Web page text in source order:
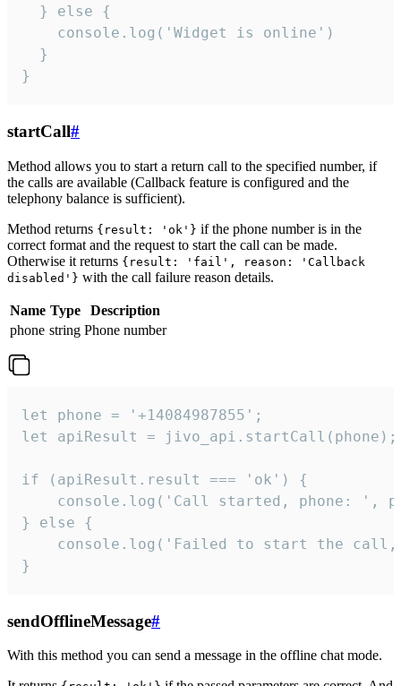
  } else {
    console.log('Widget is online')
  }
}
startCall#
Method allows you to start a return call to the specified number, if
the calls are available (Callback feature is configured and the
telephony balance is sufficient).
Method returns {result: 'ok'} if the phone number is in the
correct format and the request to start the call can be made.
Otherwise it returns {result: 'fail', reason: 'Callback
disabled'} with the call failure reason details.
Name Type
Description
phone string Phone number
let phone = '+14084987855';
let apiResult = jivo_api.startCall(phone);
if (apiResult.result === 'ok') {
console.log('Call started, phone: ',
} else {
console.log('Failed to start the
}
sendOfflineMessage#
With this method you can send a message in the offline chat mode.